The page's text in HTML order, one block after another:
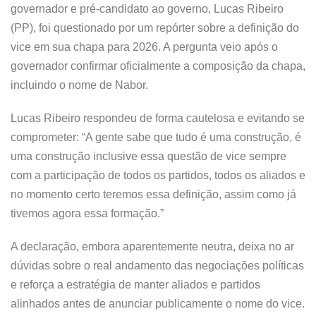
governador e pré-candidato ao governo, Lucas Ribeiro
(PP), foi questionado por um repórter sobre a definição do
vice em sua chapa para 2026. A pergunta veio após o
governador confirmar oficialmente a composição da chapa,
incluindo o nome de Nabor.
Lucas Ribeiro respondeu de forma cautelosa e evitando se
comprometer: “A gente sabe que tudo é uma construção, é
uma construção inclusive essa questão de vice sempre
com a participação de todos os partidos, todos os aliados e
no momento certo teremos essa definição, assim como já
tivemos agora essa formação.”
A declaração, embora aparentemente neutra, deixa no ar
dúvidas sobre o real andamento das negociações políticas
e reforça a estratégia de manter aliados e partidos
alinhados antes de anunciar publicamente o nome do vice.